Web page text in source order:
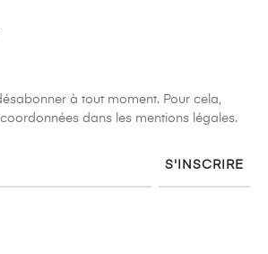
à tout moment. Pour cela,
dans les mentions légales.
S'INSCRIRE